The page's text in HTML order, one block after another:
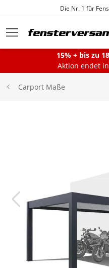
Zum
Die Nr. 1 für
Fenster
Sonnenschutz
Zäune & Tore
15% + bis zu
Aktion endet in
Carport Maße